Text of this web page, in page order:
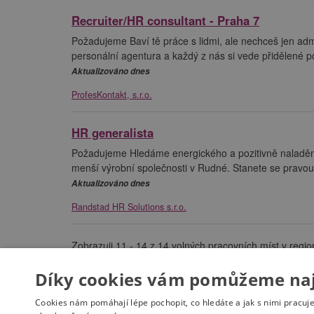
Recruiter/HR consultant - Praha 7
Požadujeme Baví tě práce s lidmi, ale nechceš jen
personální agentura a každý z nás si vede přidělené
Aktualizováno dnes
ProfesKontakt, s.r.o.
HR generalista
Požadujeme Hledáme energického a pozitivně
menší výrobní společnosti v Rudné. Stanete se
Aktualizováno dnes
Randstad HR Solutions s.r.o.
Zobrazuji 11 - 14 z 14 volných pracovních míst v
Díky cookies vám pomůžeme
Cookies nám pomáhají lépe pochopit, co hledáte a jak s nimi